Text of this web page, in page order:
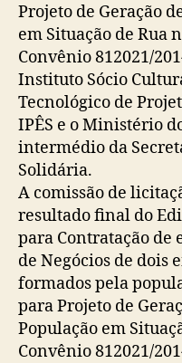
Projeto de Geração
em Situação de Rua
Convênio 812021/
Instituto Sócio
Tecnológico de
IPÊS e o Ministério
intermédio da
Solidária.
A comissão de
resultado final do
para Contratação de
de Negócios de dois
formados pela
para Projeto de
População em
Convênio 812021/